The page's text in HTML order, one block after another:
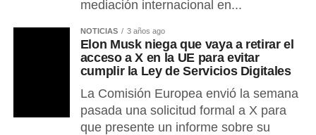
mediación internacional en...
NOTICIAS 3 años ago
Elon Musk niega que vaya a retirar el
acceso a X en la UE para evitar
cumplir la Ley de Servicios Digitales
La Comisión Europea envió la semana
pasada una solicitud formal a X para
que presente un informe sobre su